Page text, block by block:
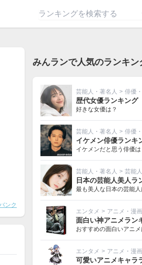
ンク
みんランで人気のランキン
芸能人・著名人 > 俳優
歴代女優ランキング
好きな女優は？
芸能人・著名人 > 俳優
イケメン俳優ランキ
イケメンだと思う俳優は
芸能人・著名人 > 芸能人
日本の芸能人美人ラ
最も美人な日本の芸能人
エンタメ > アニメ・漫画
面白い神アニメラン
おすすめの面白いアニメ
エンタメ > アニメ・漫画
可愛いアニメキャラ